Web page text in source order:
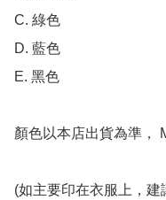
C. 綠色
D. 藍色
E. 黑色
顏色以本店出貨為準，
(如主要印在衣服上，建